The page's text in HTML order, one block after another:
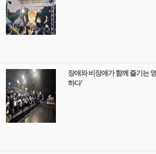
장애와 비장애가 함께 즐기는
하다’